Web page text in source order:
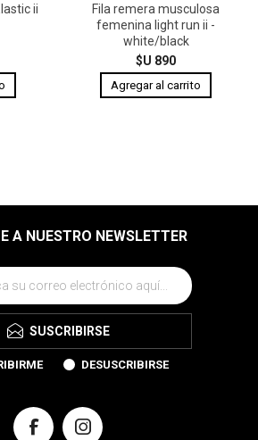
ii
Fila remera musculosa
femenina light run ii -
white/black
$U 890
A NUESTRO NEWSLETTER
SUSCRIBIRSE
DESUSCRIBIRSE